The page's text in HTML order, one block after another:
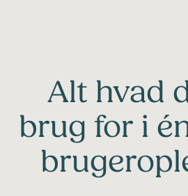
Alt hvad
brug for i